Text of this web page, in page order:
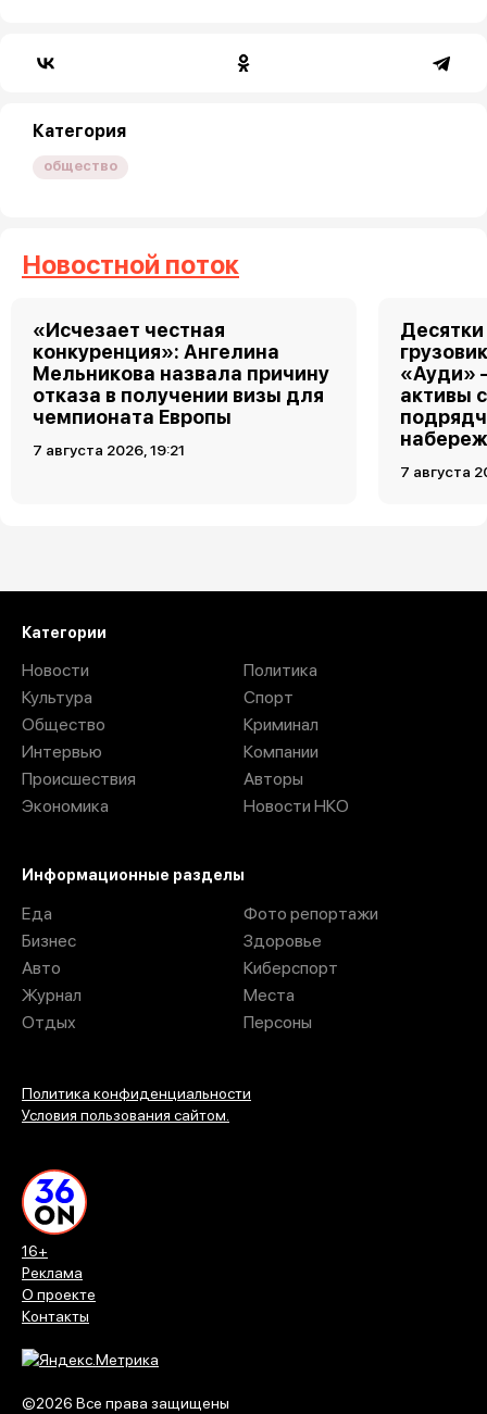
Категория
общество
Новостной поток
«Исчезает честная
конкуренция»: Ангелина
Мельникова назвала причину
отказа в получении визы для
чемпионата Европы
7 августа 2026, 19:21
«Ауди»
активы
7 августа
16+
Реклама
О проекте
Контакты
©2026 Все права защищены
Категории
Новости
Культура
Общество
Интервью
Происшествия
Экономика
Политика
Спорт
Криминал
Компании
Авторы
Новости НКО
Информационные разделы
Еда
Бизнес
Авто
Журнал
Отдых
Фото репортажи
Здоровье
Киберспорт
Места
Персоны
Политика конфиденциальности
Условия пользования сайтом.